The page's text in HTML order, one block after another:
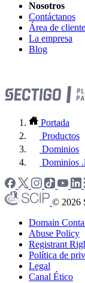
Nosotros
Contáctanos
Área de cliente
La empresa
Blog
Portada
Productos
Dominios
Dominios
© 2026
Domain
Abuse Policy
Registrant
Política de
Legal
Canal Ético